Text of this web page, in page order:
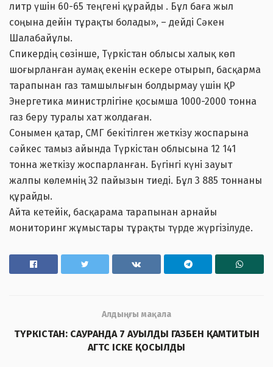
литр үшін 60-65 теңгені құрайды . Бұл баға жыл
соңына дейін тұрақты болады», – дейді Сәкен
Шалабайұлы.
Спикердің сөзінше, Түркістан облысы халық көп
шоғырланған аумақ екенін ескере отырып, басқарма
тарапынан газ тамшылығын болдырмау үшін ҚР
Энергетика министрлігіне қосымша 1000-2000 тонна
газ беру туралы хат жолдаған.
Сонымен қатар, СМГ бекітілген жеткізу жоспарына
сәйкес тамыз айында Түркістан облысына 12 141
тонна жеткізу жоспарланған. Бүгінгі күні зауыт
жалпы көлемнің 32 пайызын тиеді. Бұл 3 885 тоннаны
құрайды.
Айта кетейік, басқарама тарапынан арнайы
мониторинг жұмыстары тұрақты түрде жүргізілуде.
Алдыңғы мақала
ТҮРКІСТАН: САУРАНДА 7 АУЫЛДЫ ГАЗБЕН ҚАМТИТЫН
АГТС ІСКЕ ҚОСЫЛДЫ